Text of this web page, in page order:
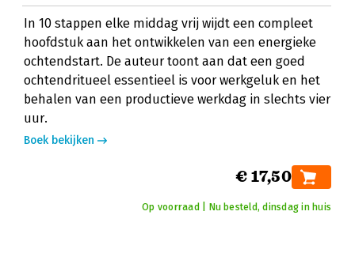
In 10 stappen elke middag vrij wijdt een compleet
hoofdstuk aan het ontwikkelen van een energieke
ochtendstart. De auteur toont aan dat een goed
ochtendritueel essentieel is voor werkgeluk en het
behalen van een productieve werkdag in slechts vier
uur.
Boek bekijken
€ 17,50
Op voorraad | Nu besteld, dinsdag in huis